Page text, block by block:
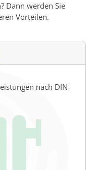
Dann werden Sie
Vorteilen.
nach DIN